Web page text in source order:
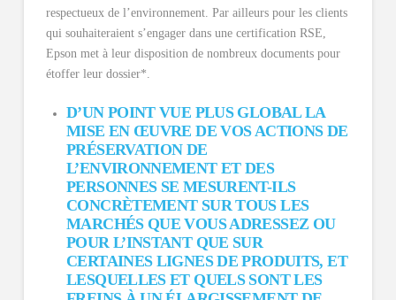
respectueux de l’environnement. Par ailleurs pour les clients
qui souhaiteraient s’engager dans une certification RSE,
Epson met à leur disposition de nombreux documents pour
étoffer leur dossier*.
D’UN POINT VUE PLUS GLOBAL LA
MISE EN ŒUVRE DE VOS ACTIONS DE
PRÉSERVATION DE
L’ENVIRONNEMENT ET DES
PERSONNES SE MESURENT-ILS
CONCRÈTEMENT SUR TOUS LES
MARCHÉS QUE VOUS ADRESSEZ OU
POUR L’INSTANT QUE SUR
CERTAINES LIGNES DE PRODUITS, ET
LESQUELLES ET QUELS SONT LES